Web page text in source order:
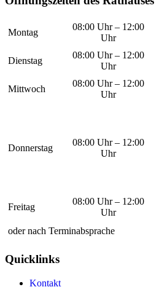
Montag
08:00 Uhr – 12:00
Uhr
Dienstag
08:00 Uhr – 12:00
Uhr
Mittwoch
08:00 Uhr – 12:00
Uhr
Donnerstag
08:00 Uhr – 12:00
Uhr
Freitag
08:00 Uhr – 12:00
Uhr
oder nach Terminabsprache
Quicklinks
Kontakt